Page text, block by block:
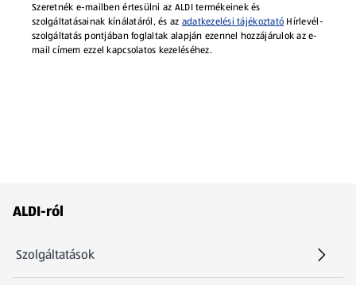
Szeretnék e-mailben értesülni az ALDI termékeinek és
szolgáltatásainak kínálatáról, és az adatkezelési tájékoztató Hírlevél-
szolgáltatás pontjában foglaltak alapján ezennel hozzájárulok az e-
mail címem ezzel kapcsolatos kezeléséhez.
Láblécmenü - további linkek
ALDI-ról
Szolgáltatások